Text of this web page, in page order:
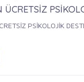
ÜCRETSİZ
PSİKOLOJİK